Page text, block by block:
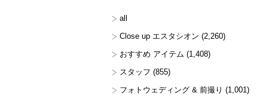
all
Close up エスタシオン (2,260)
おすすめ アイテム (1,408)
スタッフ (855)
フォトウェディング & 前撮り (1,001)